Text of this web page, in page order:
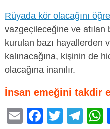
Rüyada kör olacağını
vazgeçileceğine ve atılan
kurulan bazı hayallerden
kalınacağına, kişinin de
olacağına inanılır.
İnsan emeğini takdir
E
F
T
T